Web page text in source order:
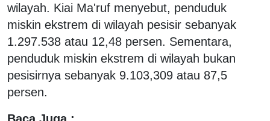
wilayah. Kiai Ma'ruf menyebut, penduduk
miskin ekstrem di wilayah pesisir sebanyak
1.297.538 atau 12,48 persen. Sementara,
penduduk miskin ekstrem di wilayah bukan
pesisirnya sebanyak 9.103,309 atau 87,5
persen.